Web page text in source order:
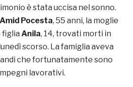
è stata uccisa nel sonno.
Amid Pocesta, 55 anni, la moglie
figlia Anila, 14, trovati morti in
scorso. La famiglia aveva
che fortunatamente sono
lavorativi.